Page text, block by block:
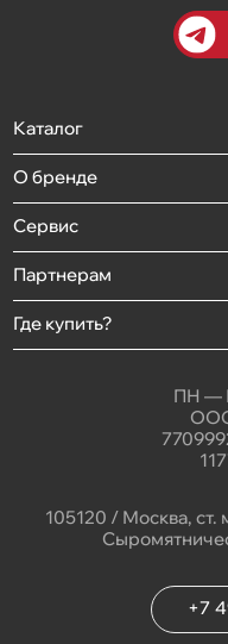
Каталог
О бренде
Сервис
Партнерам
Где купить?
ПН —
105120 / Москва, ст.
+7